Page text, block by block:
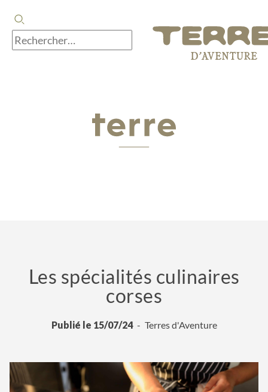
Les spécialités culinaires
corses
Publié le 15/07/24 Terres d'Aventure